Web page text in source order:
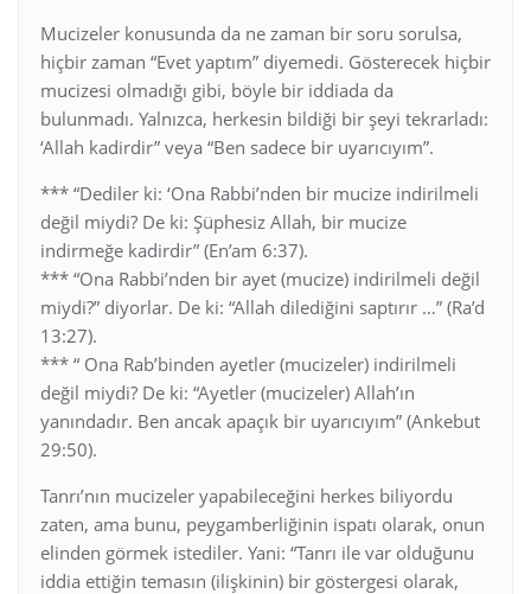
Mucizeler konusunda da ne zaman bir soru sorulsa,
hiçbir zaman “Evet yaptım” diyemedi. Gösterecek hiçbir
mucizesi olmadığı gibi, böyle bir iddiada da
bulunmadı. Yalnızca, herkesin bildiği bir şeyi tekrarladı:
‘Allah kadirdir” veya “Ben sadece bir uyarıcıyım”.
*** “Dediler ki: ‘Ona Rabbi’nden bir mucize indirilmeli
değil miydi? De ki: Şüphesiz Allah, bir mucize
indirmeğe kadirdir” (En’am 6:37).
*** “Ona Rabbi’nden bir ayet (mucize) indirilmeli değil
miydi?” diyorlar. De ki: “Allah dilediğini saptırır …” (Ra’d
13:27).
*** “ Ona Rab’binden ayetler (mucizeler) indirilmeli
değil miydi? De ki: “Ayetler (mucizeler) Allah’ın
yanındadır. Ben ancak apaçık bir uyarıcıyım” (Ankebut
29:50).
Tanrı’nın mucizeler yapabileceğini herkes biliyordu
zaten, ama bunu, peygamberliğinin ispatı olarak, onun
elinden görmek istediler. Yani: “Tanrı ile var olduğunu
iddia ettiğin temasın (ilişkinin) bir göstergesi olarak,